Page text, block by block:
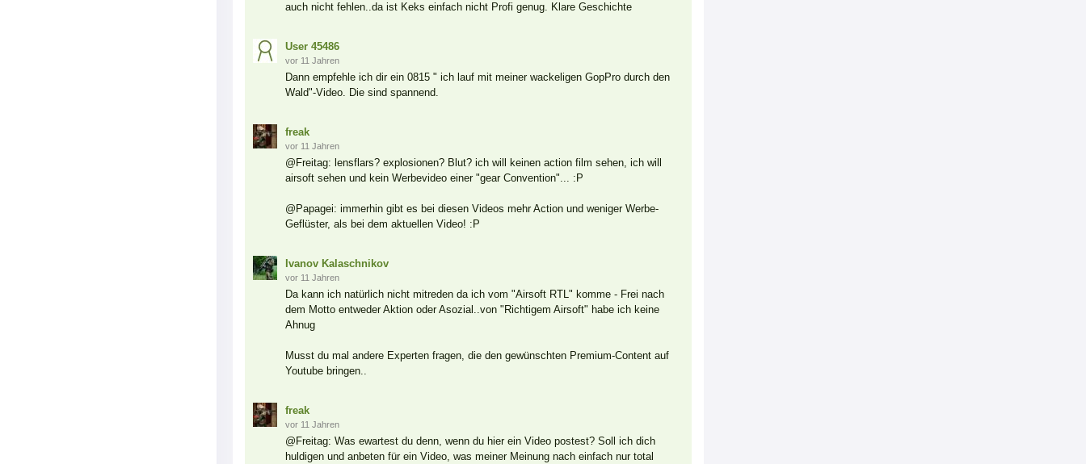
auch nicht fehlen..da ist Keks einfach nicht Profi genug. Klare Geschichte
User 45486
vor 11 Jahren
Dann empfehle ich dir ein 0815 " ich lauf mit meiner wackeligen GopPro durch den
Wald"-Video. Die sind spannend.
freak
vor 11 Jahren
@Freitag: lensflars? explosionen? Blut? ich will keinen action film sehen, ich will
airsoft sehen und kein Werbevideo einer "gear Convention"... :P
@Papagei: immerhin gibt es bei diesen Videos mehr Action und weniger Werbe-
Geflüster, als bei dem aktuellen Video! :P
Ivanov Kalaschnikov
vor 11 Jahren
Da kann ich natürlich nicht mitreden da ich vom "Airsoft RTL" komme - Frei nach
dem Motto entweder Aktion oder Asozial..von "Richtigem Airsoft" habe ich keine
Ahnug
Musst du mal andere Experten fragen, die den gewünschten Premium-Content auf
Youtube bringen..
freak
vor 11 Jahren
@Freitag: Was ewartest du denn, wenn du hier ein Video postest? Soll ich dich
huldigen und anbeten für ein Video, was meiner Meinung nach einfach nur total